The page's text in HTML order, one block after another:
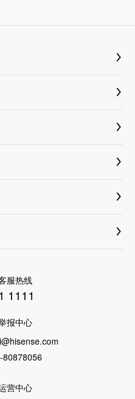
服热线
1111
报中心
80878056
营中心